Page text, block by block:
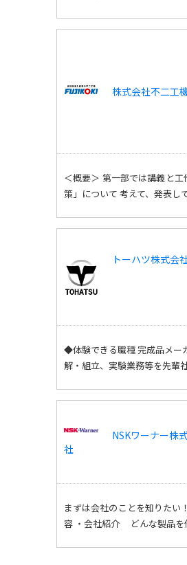
株式会社不二工
＜概要＞ 第一部では講義と
策」について 考えて、発表し
トーハツ株式会
◆体験できる職種 完成品メー
解・組立、実験業務等を先輩
NSKワーナー株
社
まずは会社のことを知りた
容 ・会社紹介 どんな製品を